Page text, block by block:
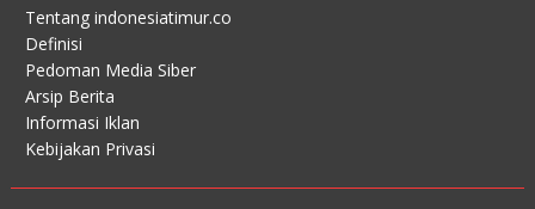
Tentang indonesiatimur.co
Definisi
Pedoman Media Siber
Arsip Berita
Informasi Iklan
Kebijakan Privasi